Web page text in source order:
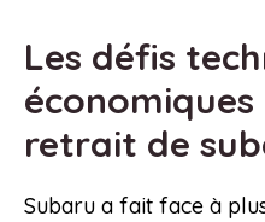
Les défis
retrait de
Subaru a fait face à